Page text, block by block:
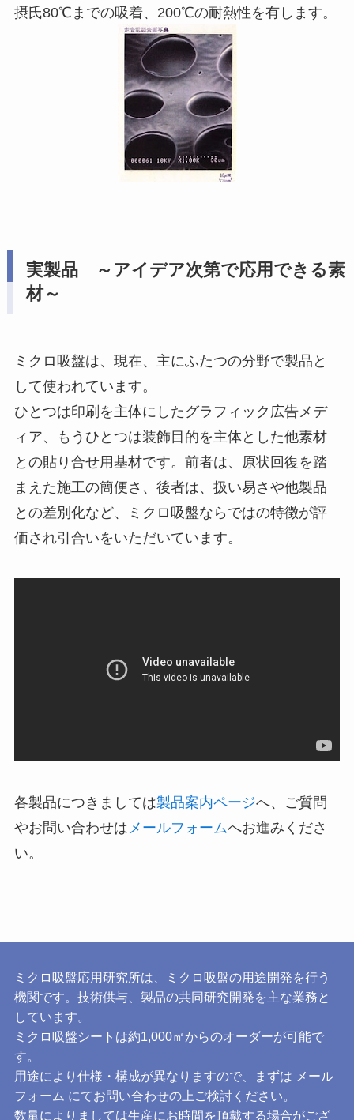
摂氏80℃までの吸着、200℃の耐熱性を有します。
実製品 ～アイデア次第で応用できる素
材～
ミクロ吸盤は、現在、主にふたつの分野で製品と
して使われています。
ひとつは印刷を主体にしたグラフィック広告メデ
ィア、もうひとつは装飾目的を主体とした他素材
との貼り合せ用基材です。前者は、原状回復を踏
まえた施工の簡便さ、後者は、扱い易さや他製品
との差別化など、ミクロ吸盤ならではの特徴が評
価され引合いをいただいています。
各製品につきましては製品案内ページへ、ご質問
やお問い合わせはメールフォームへお進みくださ
い。
ミクロ吸盤応用研究所は、ミクロ吸盤の用途開発を行う
機関です。技術供与、製品の共同研究開発を主な業務と
しています。
ミクロ吸盤シートは約1,000㎡からのオーダーが可能で
す。
用途により仕様・構成が異なりますので、まずは メール
フォーム にてお問い合わせの上ご検討ください。
数量によりましては生産にお時間を頂戴する場合がござ